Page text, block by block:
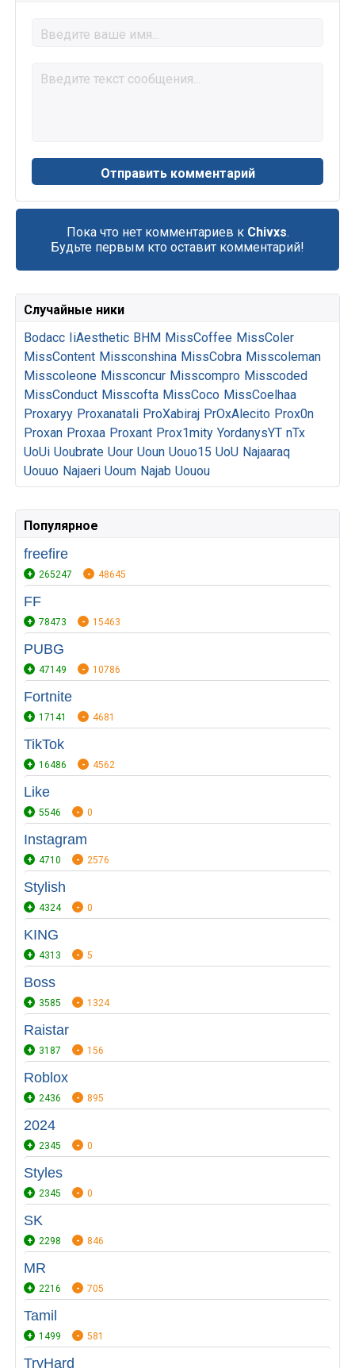
Пока что нет комментариев к Chivxs.
Будьте первым кто оставит комментарий!
Случайные ники
Bodacc IiAesthetic BHM MissCoffee MissColer
MissContent Missconshina MissCobra Misscoleman
Misscoleone Missconcur Misscompro Misscoded
MissConduct Misscofta MissCoco MissCoelhaa
Proxaryy Proxanatali ProXabiraj PrOxAlecito Prox0n
Proxan Proxaa Proxant Prox1mity YordanysYT nTx
UoUi Uoubrate Uour Uoun Uouo15 UoU Najaaraq
Uouuo Najaeri Uoum Najab Uouou
Популярное
freefire
265247 48645
FF
78473 15463
PUBG
47149 10786
Fortnite
17141 4681
TikTok
16486 4562
Like
5546 0
Instagram
4710 2576
Stylish
4324 0
KING
4313 5
Boss
3585 1324
Raistar
3187 156
Roblox
2436 895
2024
2345 0
Styles
2345 0
SK
2298 846
MR
2216 705
Tamil
1499 581
TryHard